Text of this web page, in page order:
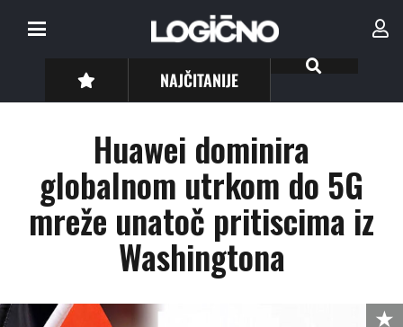
NAJČITANIJE
Huawei dominira
globalnom utrkom do 5G
mreže unatoč pritiscima iz
Washingtona